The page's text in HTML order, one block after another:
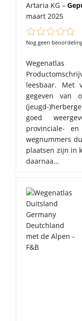
Artaria KG –
maart 2025
Nog geen
leesbaar. Met
gegeven van
(jeugd-
goed
provinciale-
wegnummers
plaatsen zijn in
daarnaa…